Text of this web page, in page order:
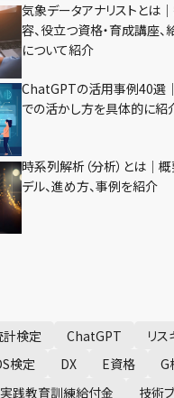
気象データアナリストとは
容、役立つ資格・育成講座
について紹介
ChatGPTの活用事例40選
での活かし方を具体的に紹
時系列解析（分析）とは｜概
デル、進め方、事例を紹介
計検定 ChatGPT
リス
検定 DX E資格
G
践教育訓練給付金
技術